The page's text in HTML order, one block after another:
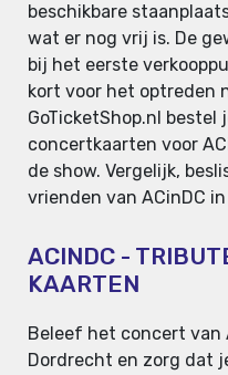
beschikbare
wat er nog vrij is. De
bij het eerste
kort voor het optreden
GoTicketShop.nl
concertkaarten voor
de show. Vergelijk,
vrienden van ACinDC
ACINDC -
KAARTEN
Beleef het concert van
Dordrecht en zorg dat